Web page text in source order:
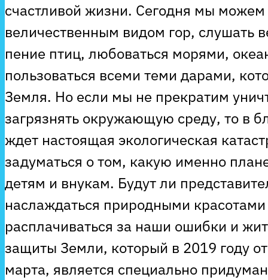
счастливой жизни. Сегодня мы можем
величественным видом гор, слушать
пение птиц, любоваться морями,
пользоваться всеми теми дарами,
Земля. Но если мы не прекратим
загрязнять окружающую среду, то в
ждет настоящая экологическая
задуматься о том, какую именно
детям и внукам. Будут ли
наслаждаться природными
расплачиваться за наши ошибки и
защиты Земли, который в 2019 году
марта, является специально